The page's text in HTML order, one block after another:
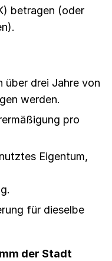
betragen (oder
über drei Jahre von
werden.
pro
Eigentum,
für dieselbe
der Stadt